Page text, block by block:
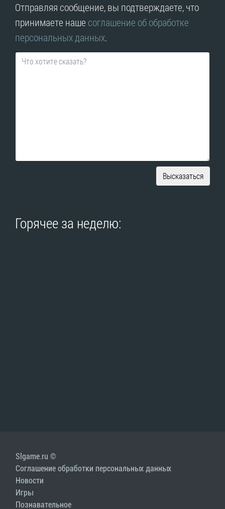
Отправляя сообщение, вы подтверждаете, что
принимаете наше соглашение об обработке
персональных данных.
Высказаться
Горячее за неделю:
Slgame.ru ©
Соглашение обработки персональных данных
Новости
Игры
Познавательное